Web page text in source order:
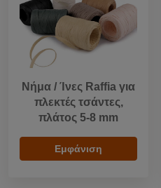
Νήμα / Ίνες Raffia για
πλεκτές τσάντες,
πλάτος 5-8 mm
Εμφάνιση